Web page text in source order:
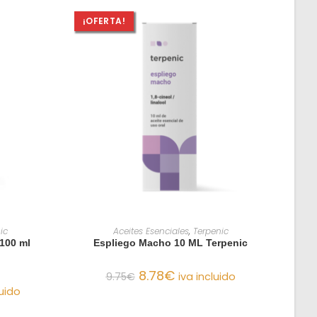
ml
¡OFERTA!
AÑADIR AL CARRITO
Aceites Esenciales, Terpenic
Espliego Macho 10 ML Terpenic
9.75€ 8.78€ iva incluido